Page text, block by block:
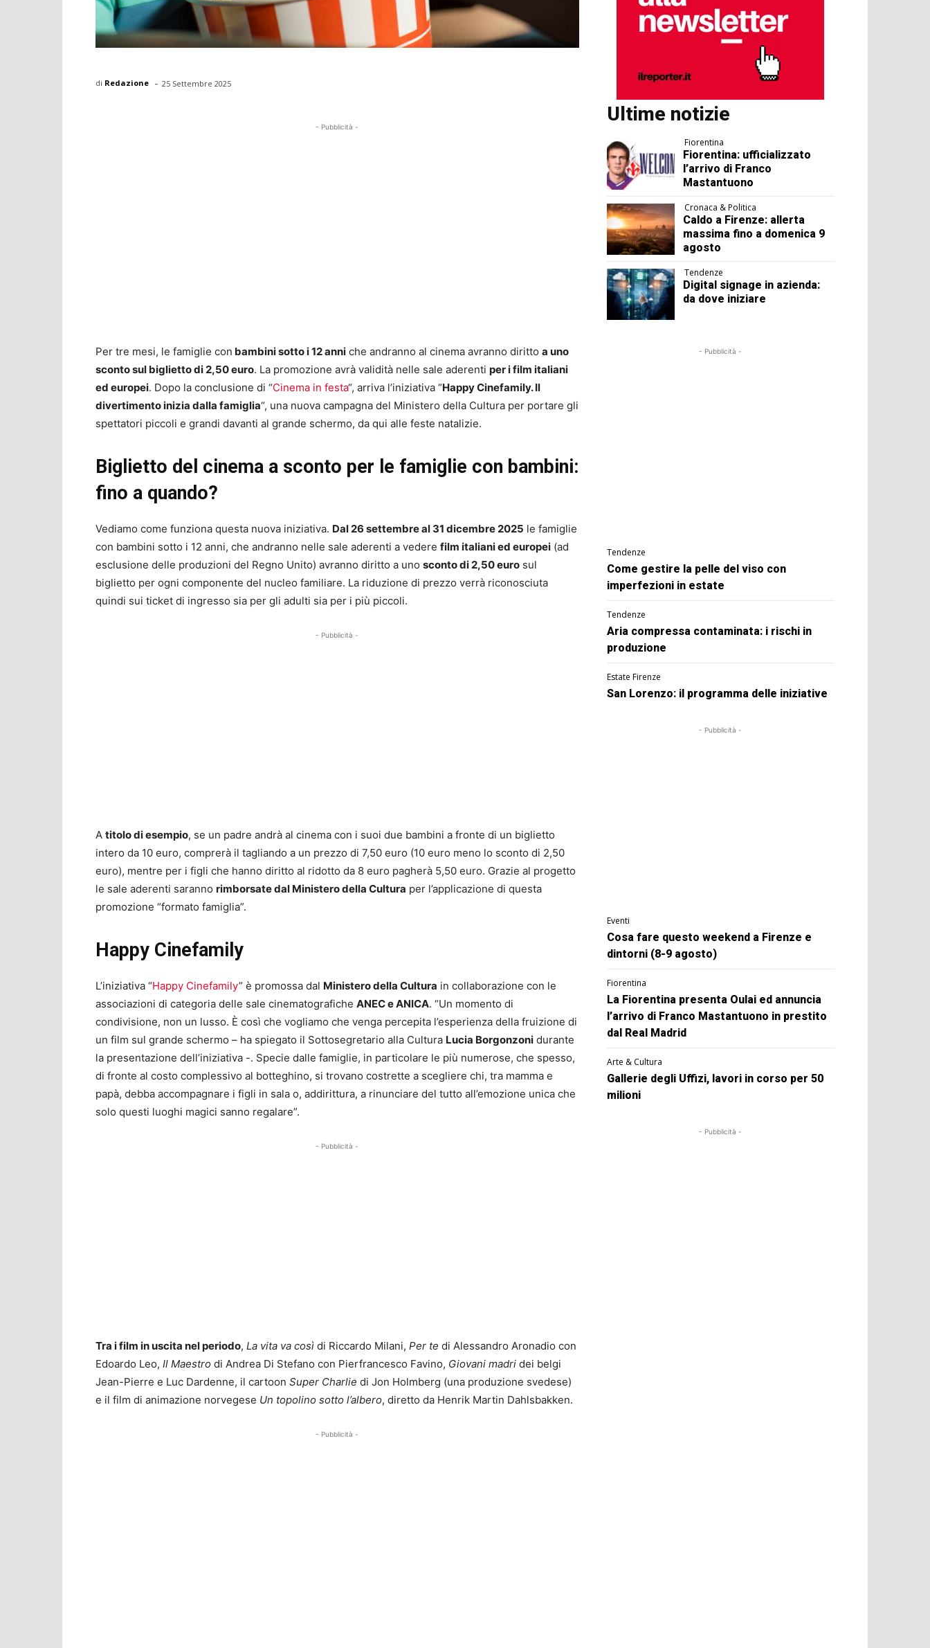
di Redazione - 25 Settembre 2025
- Pubblicità -
Per tre mesi, le famiglie con bambini sotto i 12 anni che andranno al cinema avranno diritto a uno
sconto sul biglietto di 2,50 euro. La promozione avrà validità nelle sale aderenti per i film italiani
ed europei. Dopo la conclusione di “Cinema in festa“, arriva l’iniziativa “Happy Cinefamily. Il
divertimento inizia dalla famiglia“, una nuova campagna del Ministero della Cultura per portare gli
spettatori piccoli e grandi davanti al grande schermo, da qui alle feste natalizie.
Biglietto del cinema a sconto per le famiglie con bambini:
fino a quando?
Vediamo come funziona questa nuova iniziativa. Dal 26 settembre al 31 dicembre 2025 le famiglie
con bambini sotto i 12 anni, che andranno nelle sale aderenti a vedere film italiani ed europei (ad
esclusione delle produzioni del Regno Unito) avranno diritto a uno sconto di 2,50 euro sul
biglietto per ogni componente del nucleo familiare. La riduzione di prezzo verrà riconosciuta
quindi sui ticket di ingresso sia per gli adulti sia per i più piccoli.
- Pubblicità -
A titolo di esempio, se un padre andrà al cinema con i suoi due bambini a fronte di un biglietto
intero da 10 euro, comprerà il tagliando a un prezzo di 7,50 euro (10 euro meno lo sconto di 2,50
euro), mentre per i figli che hanno diritto al ridotto da 8 euro pagherà 5,50 euro. Grazie al progetto
le sale aderenti saranno rimborsate dal Ministero della Cultura per l’applicazione di questa
promozione “formato famiglia”.
Happy Cinefamily
L’iniziativa “Happy Cinefamily” è promossa dal Ministero della Cultura in collaborazione con le
associazioni di categoria delle sale cinematografiche ANEC e ANICA. “Un momento di
condivisione, non un lusso. È così che vogliamo che venga percepita l’esperienza della fruizione di
un film sul grande schermo – ha spiegato il Sottosegretario alla Cultura Lucia Borgonzoni durante
la presentazione dell’iniziativa -. Specie dalle famiglie, in particolare le più numerose, che spesso,
di fronte al costo complessivo al botteghino, si trovano costrette a scegliere chi, tra mamma e
papà, debba accompagnare i figli in sala o, addirittura, a rinunciare del tutto all’emozione unica che
solo questi luoghi magici sanno regalare”.
- Pubblicità -
Tra i film in uscita nel periodo, La vita va così di Riccardo Milani, Per te di Alessandro Aronadio con
Edoardo Leo, Il Maestro di Andrea Di Stefano con Pierfrancesco Favino, Giovani madri dei belgi
Jean-Pierre e Luc Dardenne, il cartoon Super Charlie di Jon Holmberg (una produzione svedese)
e il film di animazione norvegese Un topolino sotto l’albero, diretto da Henrik Martin Dahlsbakken.
- Pubblicità -
Ultime notizie
Fiorentina
Fiorentina: ufficializzato
l’arrivo di Franco
Mastantuono
Cronaca & Politica
Caldo a Firenze: allerta
massima fino a domenica 9
agosto
Tendenze
Digital signage in azienda:
da dove iniziare
- Pubblicità -
Tendenze
Come gestire la pelle del viso con
imperfezioni in estate
Tendenze
Aria compressa contaminata: i rischi in
produzione
Estate Firenze
San Lorenzo: il programma delle iniziative
- Pubblicità -
Eventi
Cosa fare questo weekend a Firenze e
dintorni (8-9 agosto)
Fiorentina
La Fiorentina presenta Oulai ed annuncia
l’arrivo di Franco Mastantuono in prestito
dal Real Madrid
Arte & Cultura
Gallerie degli Uffizi, lavori in corso per 50
milioni
- Pubblicità -